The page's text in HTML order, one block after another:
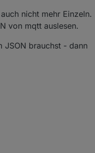
nicht mehr Einzeln.
von mqtt auslesen.
JSON brauchst - dann